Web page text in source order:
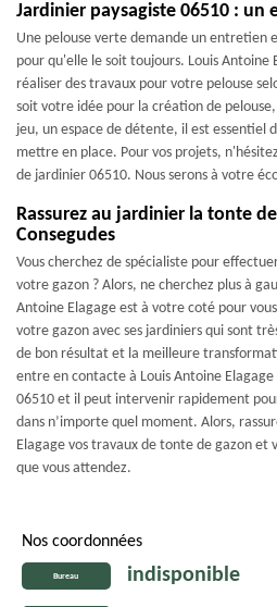
Jardinier paysagiste 06510 :
Une pelouse verte demande un entretien
pour qu'elle le soit toujours. Louis Antoine
réaliser des travaux pour votre pelouse
soit votre idée pour la création de
jeu, un espace de détente, il est essentiel
mettre en place. Pour vos projets,
de jardinier 06510. Nous serons à votre
Rassurez au jardinier la tonte
Consegudes
Vous cherchez de spécialiste pour
votre gazon ? Alors, ne cherchez plus à
Antoine Elagage est à votre coté pour
votre gazon avec ses jardiniers qui sont
de bon résultat et la meilleure
entre en contacte à Louis Antoine Elagage
06510 et il peut intervenir rapidement
dans n’importe quel moment. Alors,
Elagage vos travaux de tonte de gazon et
que vous attendez.
Nos coordonnées
Bureau indisponible